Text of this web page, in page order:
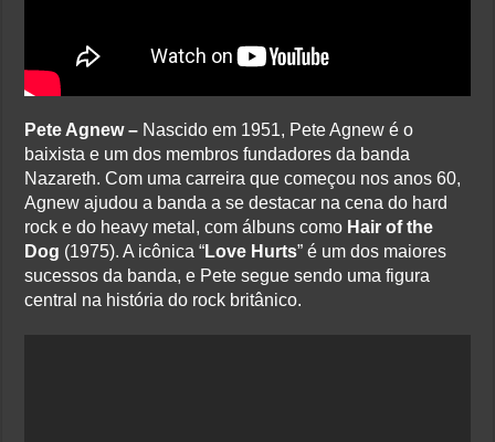
Pete Agnew – Nascido em 1951, Pete Agnew é o
baixista e um dos membros fundadores da banda
Nazareth. Com uma carreira que começou nos anos 60,
Agnew ajudou a banda a se destacar na cena do hard
rock e do heavy metal, com álbuns como Hair of the
Dog (1975). A icônica “Love Hurts” é um dos maiores
sucessos da banda, e Pete segue sendo uma figura
central na história do rock britânico.